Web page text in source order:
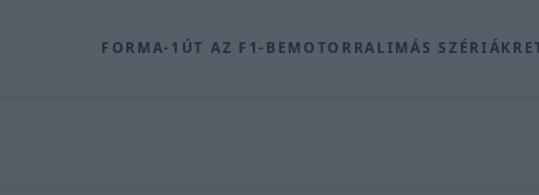
FORMA-1 ÚT AZ F1-BEMOTORRALIMÁS SZÉRIÁK